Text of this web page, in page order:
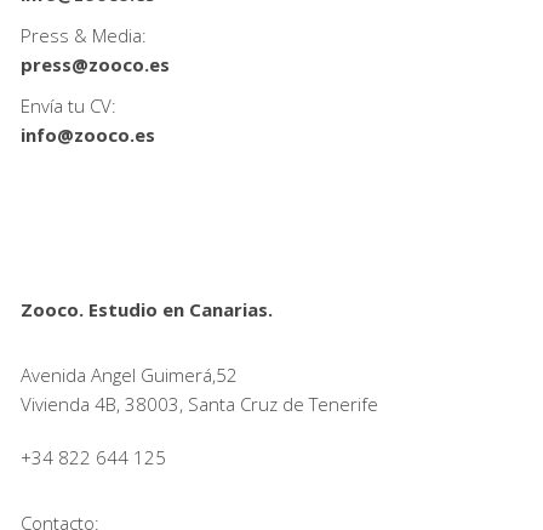
Press & Media:
press@zooco.es
Envía tu CV:
info@zooco.es
Zooco. Estudio en Canarias.
Avenida Angel Guimerá,52
Vivienda 4B, 38003, Santa Cruz de Tenerife
+34 822 644 125
Contacto: